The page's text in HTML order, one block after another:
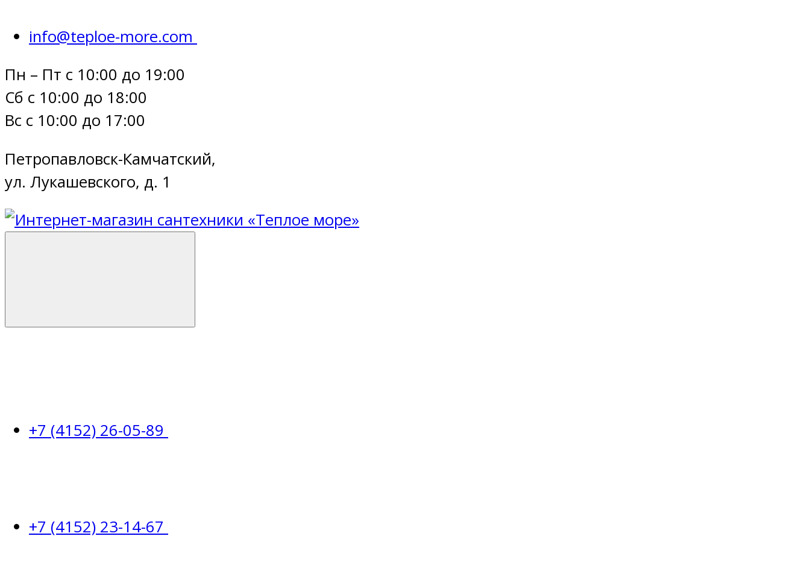
info@teploe-more.com
Пн – Пт с 10:00 до 19:00
Сб с 10:00 до 18:00
Вс с 10:00 до 17:00
Петропавловск-Камчатский,
ул. Лукашевского, д. 1
+7 (4152) 26-05-89
+7 (4152) 23-14-67